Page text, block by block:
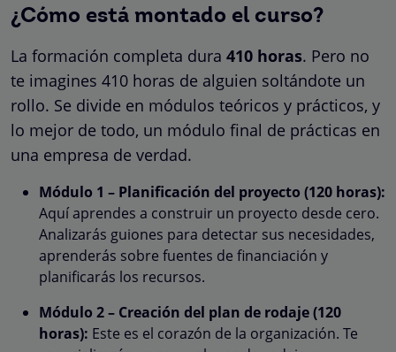
¿Cómo está montado el curso?
La formación completa dura 410 horas. Pero no
te imagines 410 horas de alguien soltándote un
rollo. Se divide en módulos teóricos y prácticos, y
lo mejor de todo, un módulo final de prácticas en
una empresa de verdad.
Módulo 1 – Planificación del proyecto (120 horas):
Aquí aprendes a construir un proyecto desde cero.
Analizarás guiones para detectar sus necesidades,
aprenderás sobre fuentes de financiación y
planificarás los recursos.
Módulo 2 – Creación del plan de rodaje (120
horas): Este es el corazón de la organización. Te